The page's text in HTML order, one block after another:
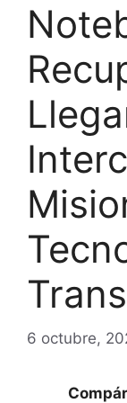
6 octubre,